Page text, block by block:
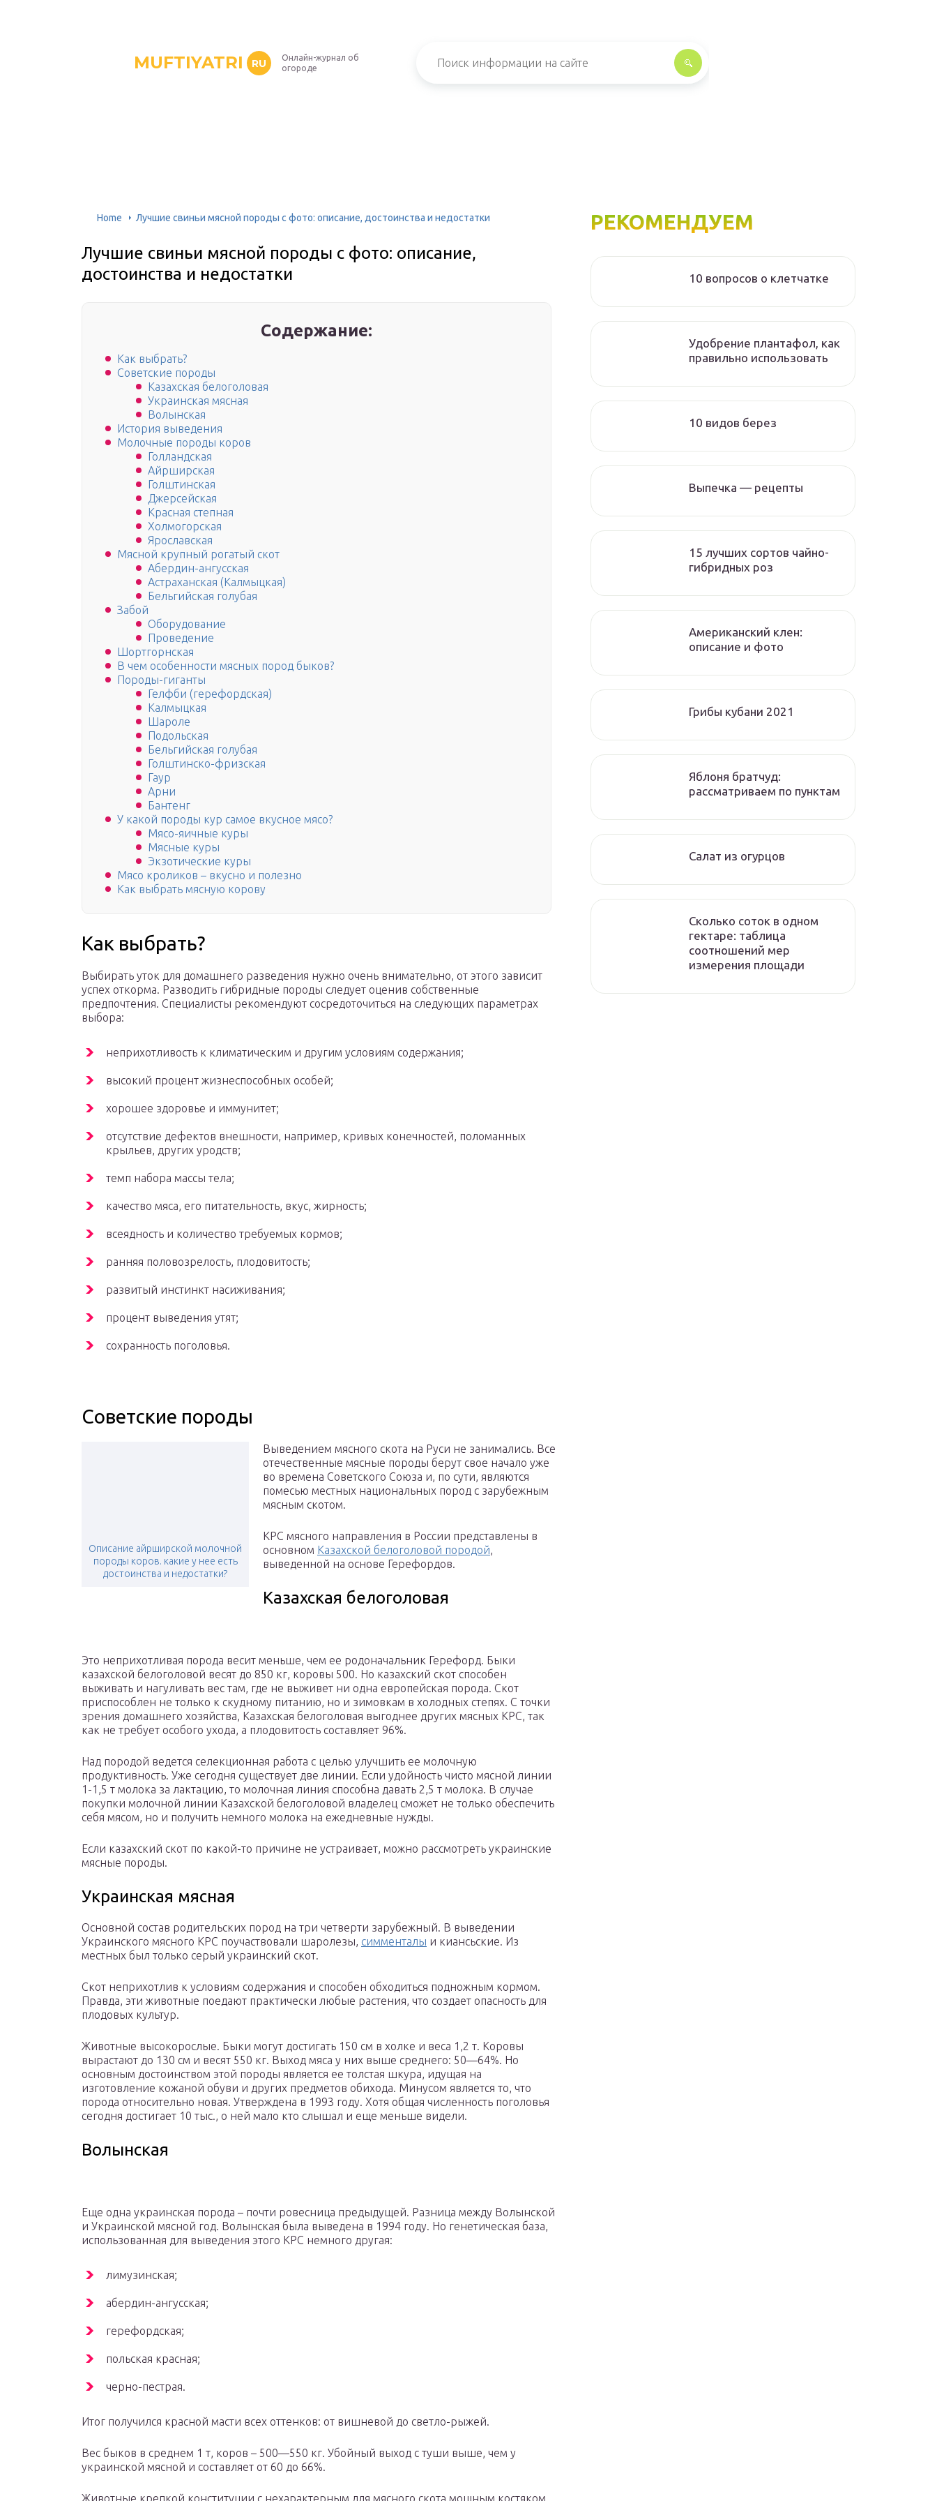
MUFTIYATRI RU
Онлайн-журнал об
огороде
Home Лучшие свиньи мясной породы с фото: описание, достоинства и недостатки
Лучшие свиньи мясной породы с фото: описание,
достоинства и недостатки
Содержание:
Как выбрать?
Советские породы
Казахская белоголовая
Украинская мясная
Волынская
История выведения
Молочные породы коров
Голландская
Айрширская
Голштинская
Джерсейская
Красная степная
Холмогорская
Ярославская
Мясной крупный рогатый скот
Абердин-ангусская
Астраханская (Калмыцкая)
Бельгийская голубая
Забой
Оборудование
Проведение
Шортгорнская
В чем особенности мясных пород быков?
Породы-гиганты
Гелфби (герефордская)
Калмыцкая
Шароле
Подольская
Бельгийская голубая
Голштинско-фризская
Гаур
Арни
Бантенг
У какой породы кур самое вкусное мясо?
Мясо-яичные куры
Мясные куры
Экзотические куры
Мясо кроликов – вкусно и полезно
Как выбрать мясную корову
Как выбрать?
Выбирать уток для домашнего разведения нужно очень внимательно, от этого зависит
успех откорма. Разводить гибридные породы следует оценив собственные
предпочтения. Специалисты рекомендуют сосредоточиться на следующих параметрах
выбора:
неприхотливость к климатическим и другим условиям содержания;
высокий процент жизнеспособных особей;
хорошее здоровье и иммунитет;
отсутствие дефектов внешности, например, кривых конечностей, поломанных
крыльев, других уродств;
темп набора массы тела;
качество мяса, его питательность, вкус, жирность;
всеядность и количество требуемых кормов;
ранняя половозрелость, плодовитость;
развитый инстинкт насиживания;
процент выведения утят;
сохранность поголовья.
Советские породы
Описание айрширской молочной
породы коров. какие у нее есть
достоинства и недостатки?
Выведением мясного скота на Руси не занимались. Все
отечественные мясные породы берут свое начало уже
во времена Советского Союза и, по сути, являются
помесью местных национальных пород с зарубежным
мясным скотом.
КРС мясного направления в России представлены в
основном Казахской белоголовой породой,
выведенной на основе Герефордов.
Казахская белоголовая
Это неприхотливая порода весит меньше, чем ее родоначальник Герефорд. Быки
казахской белоголовой весят до 850 кг, коровы 500. Но казахский скот способен
выживать и нагуливать вес там, где не выживет ни одна европейская порода. Скот
приспособлен не только к скудному питанию, но и зимовкам в холодных степях. С точки
зрения домашнего хозяйства, Казахская белоголовая выгоднее других мясных КРС, так
как не требует особого ухода, а плодовитость составляет 96%.
Над породой ведется селекционная работа с целью улучшить ее молочную
продуктивность. Уже сегодня существует две линии. Если удойность чисто мясной линии
1-1,5 т молока за лактацию, то молочная линия способна давать 2,5 т молока. В случае
покупки молочной линии Казахской белоголовой владелец сможет не только обеспечить
себя мясом, но и получить немного молока на ежедневные нужды.
Если казахский скот по какой-то причине не устраивает, можно рассмотреть украинские
мясные породы.
Украинская мясная
Основной состав родительских пород на три четверти зарубежный. В выведении
Украинского мясного КРС поучаствовали шаролезы, симменталы и киансьские. Из
местных был только серый украинский скот.
Скот неприхотлив к условиям содержания и способен обходиться подножным кормом.
Правда, эти животные поедают практически любые растения, что создает опасность для
плодовых культур.
Животные высокорослые. Быки могут достигать 150 см в холке и веса 1,2 т. Коровы
вырастают до 130 см и весят 550 кг. Выход мяса у них выше среднего: 50—64%. Но
основным достоинством этой породы является ее толстая шкура, идущая на
изготовление кожаной обуви и других предметов обихода. Минусом является то, что
порода относительно новая. Утверждена в 1993 году. Хотя общая численность поголовья
сегодня достигает 10 тыс., о ней мало кто слышал и еще меньше видели.
Волынская
Еще одна украинская порода – почти ровесница предыдущей. Разница между Волынской
и Украинской мясной год. Волынская была выведена в 1994 году. Но генетическая база,
использованная для выведения этого КРС немного другая:
лимузинская;
абердин-ангусская;
герефордская;
польская красная;
черно-пестрая.
Итог получился красной масти всех оттенков: от вишневой до светло-рыжей.
Вес быков в среднем 1 т, коров – 500—550 кг. Убойный выход с туши выше, чем у
украинской мясной и составляет от 60 до 66%.
Животные крепкой конституции с нехарактерным для мясного скота мощным костяком.
РЕКОМЕНДУЕМ
10 вопросов о клетчатке
Удобрение плантафол, как
правильно использовать
10 видов берез
Выпечка — рецепты
15 лучших сортов чайно-
гибридных роз
Американский клен:
описание и фото
Грибы кубани 2021
Яблоня братчуд:
рассматриваем по пунктам
Салат из огурцов
Сколько соток в одном
гектаре: таблица
соотношений мер
измерения площади